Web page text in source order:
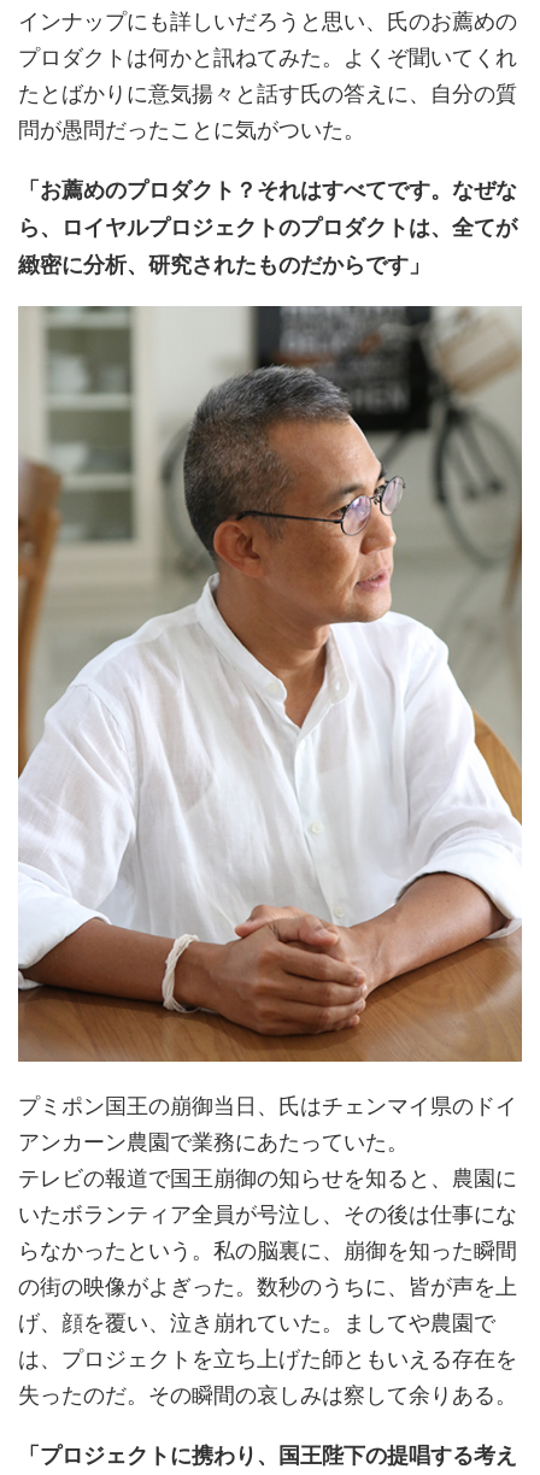
インナップにも詳しいだろうと思い、氏のお薦めの
プロダクトは何かと訊ねてみた。よくぞ聞いてくれ
たとばかりに意気揚々と話す氏の答えに、自分の質
問が愚問だったことに気がついた。
「お薦めのプロダクト？それはすべてです。なぜな
ら、ロイヤルプロジェクトのプロダクトは、全てが
緻密に分析、研究されたものだからです」
プミポン国王の崩御当日、氏はチェンマイ県のドイ
アンカーン農園で業務にあたっていた。
テレビの報道で国王崩御の知らせを知ると、農園に
いたボランティア全員が号泣し、その後は仕事にな
らなかったという。私の脳裏に、崩御を知った瞬間
の街の映像がよぎった。数秒のうちに、皆が声を上
げ、顔を覆い、泣き崩れていた。ましてや農園で
は、プロジェクトを立ち上げた師ともいえる存在を
失ったのだ。その瞬間の哀しみは察して余りある。
「プロジェクトに携わり、国王陛下の提唱する考え